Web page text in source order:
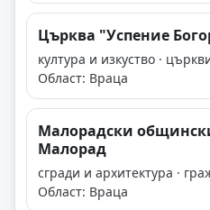
Църква "Успение
култура и изкуство ·
Област: Враца
Малорадски
Малорад
сгради и архитектура ·
Област: Враца